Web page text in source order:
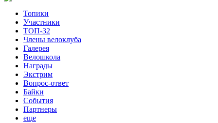
Топики
Участники
ТОП-32
Члены велоклуба
Галерея
Велошкола
Награды
Экстрим
Вопрос-ответ
Байки
События
Партнеры
еще